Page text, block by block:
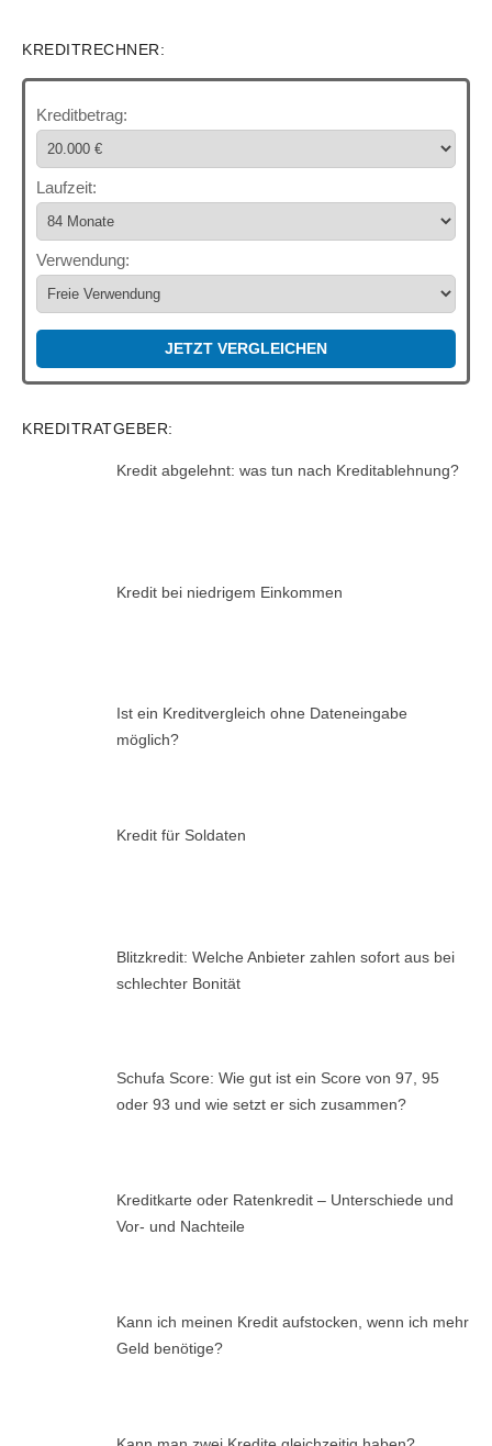
KREDITRECHNER:
Kreditbetrag:
Laufzeit:
Verwendung:
JETZT VERGLEICHEN
KREDITRATGEBER:
Kredit abgelehnt: was tun nach Kreditablehnung?
Kredit bei niedrigem Einkommen
Ist ein Kreditvergleich ohne Dateneingabe
möglich?
Kredit für Soldaten
Blitzkredit: Welche Anbieter zahlen sofort aus bei
schlechter Bonität
Schufa Score: Wie gut ist ein Score von 97, 95
oder 93 und wie setzt er sich zusammen?
Kreditkarte oder Ratenkredit – Unterschiede und
Vor- und Nachteile
Kann ich meinen Kredit aufstocken, wenn ich mehr
Geld benötige?